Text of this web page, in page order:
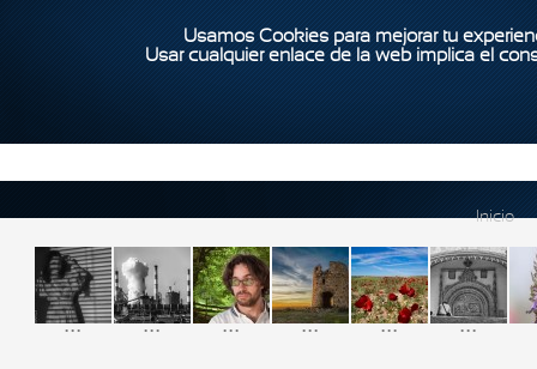
Usamos Cookies para mejorar tu
Usar cualquier enlace de la web implica el
Inicio
... ... ... ... ... ...